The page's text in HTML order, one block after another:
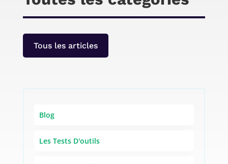
Tous les articles
Blog
Les Tests D'outils